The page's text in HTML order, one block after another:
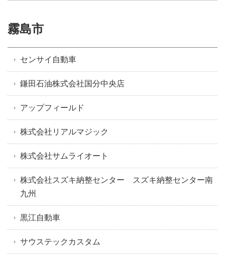
霧島市
センサイ自動車
鎌田石油株式会社国分中央店
アップフィールド
株式会社リアルマジック
株式会社サムライオート
株式会社スズキ納整センター スズキ納整センター南
九州
黒江自動車
サウステックカスタム